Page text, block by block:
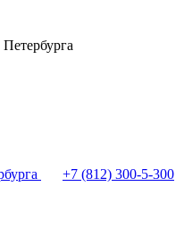
+7 (812) 300-5-300